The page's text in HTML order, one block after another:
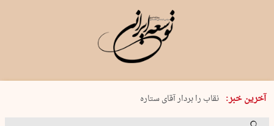
آخرین خبر:
پنجشنبه 15 مرداد 1405 شماره 2243
نقاب را بردار آقای ستاره
کدام فوتبال؟